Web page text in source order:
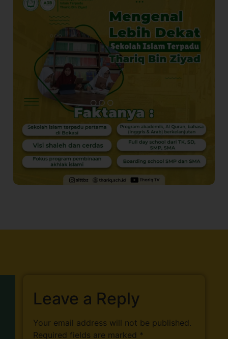
Leave a Reply
Your email address will not be published.
Required fields are marked *